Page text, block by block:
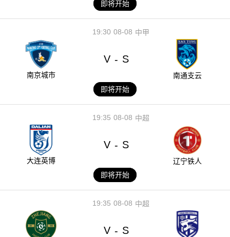
即将开始
08-08
19:30 中甲
南京城市
V - S
南通支云
即将开始
08-08
19:35 中超
大连英博
V - S
辽宁铁人
即将开始
08-08
19:35 中超
V - S